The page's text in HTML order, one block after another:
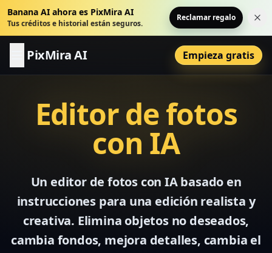
Banana AI ahora es PixMira AI
Tus créditos e historial están seguros.
Reclamar regalo
PixMira AI Empieza gratis
Editor de fotos
con IA
Un editor de fotos con IA basado en
instrucciones para una edición realista y
creativa. Elimina objetos no deseados,
cambia fondos, mejora detalles, cambia el